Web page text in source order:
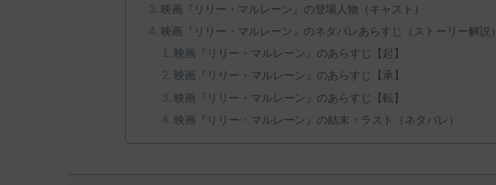
映画『リリー・マルレーン』の登場人物（キャスト）
映画『リリー・マルレーン』のネタバレあらすじ（ストーリー解説）
映画『リリー・マルレーン』のあらすじ【起】
映画『リリー・マルレーン』のあらすじ【承】
映画『リリー・マルレーン』のあらすじ【転】
映画『リリー・マルレーン』の結末・ラスト（ネタバレ）